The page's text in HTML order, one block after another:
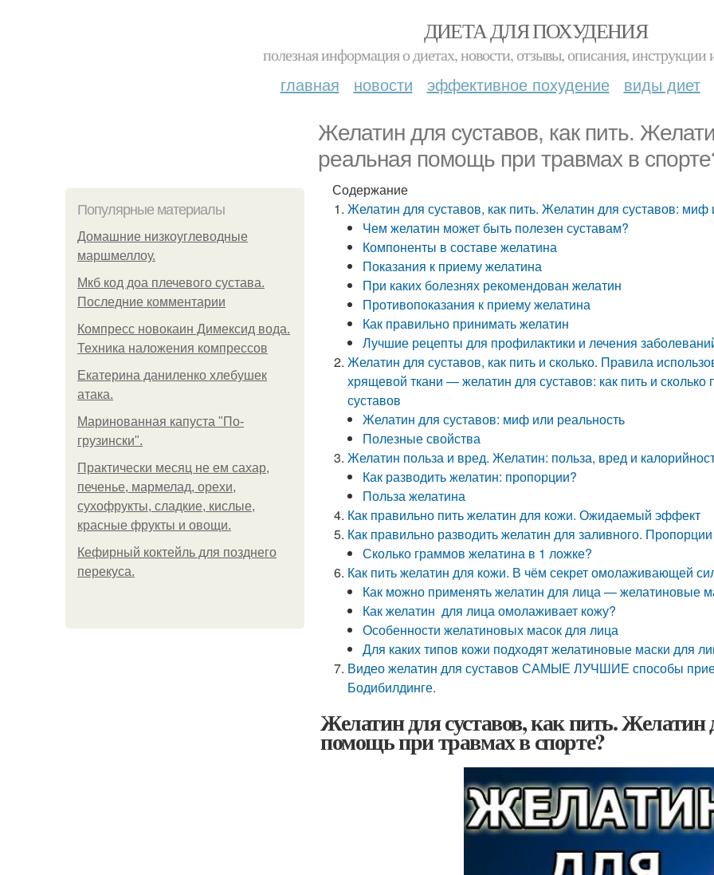
ДИЕТА ДЛЯ ПОХУДЕНИЯ
полезная информация о диетах, новости, отзывы, описания, инструкции
главная новости эффективное похудение виды диет
Желатин для суставов, как пить.
реальная помощь при травмах в
Популярные материалы
Домашние низкоуглеводные
маршмеллоу.
Мкб код доа плечевого сустава.
Последние комментарии
Компресс новокаин Димексид вода.
Техника наложения компрессов
Екатерина даниленко хлебушек
атака.
Маринованная капуста "По-
грузински".
Практически месяц не ем сахар,
печенье, мармелад, орехи,
сухофрукты, сладкие, кислые,
красные фрукты и овощи.
Кефирный коктейль для позднего
перекуса.
Содержание
Желатин для суставов, как пить. Желатин для суставов:
Чем желатин может быть полезен суставам?
Компоненты в составе желатина
Показания к приему желатина
При каких болезнях рекомендован желатин
Противопоказания к приему желатина
Как правильно принимать желатин
Лучшие рецепты для профилактики и лечения
Желатин для суставов, как пить и сколько. Правила
хрящевой ткани — желатин для суставов: как пить и
суставов
Желатин для суставов: миф или реальность
Полезные свойства
Желатин польза и вред. Желатин: польза, вред и
Как разводить желатин: пропорции?
Польза желатина
Как правильно пить желатин для кожи. Ожидаемый эффект
Как правильно разводить желатин для заливного. Пропорции
Сколько граммов желатина в 1 ложке?
Как пить желатин для кожи. В чём секрет омолаживающей
Как можно применять желатин для лица — желатиновые
Как желатин для лица омолаживает кожу?
Особенности желатиновых масок для лица
Для каких типов кожи подходят желатиновые маски для
Видео желатин для суставов САМЫЕ ЛУЧШИЕ способы
Бодибилдинге.
Желатин для суставов, как пить.
помощь при травмах в спорте?